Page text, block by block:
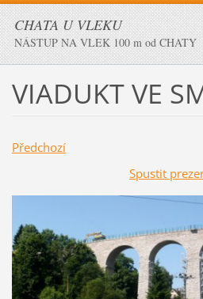
CHATA U VLEKU
NÁSTUP NA VLEK 100 m od CHATY
VIADUKT VE
Předchozí
Spustit